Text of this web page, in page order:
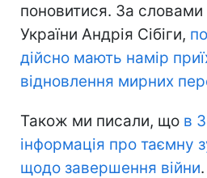
поновитися. За
України Андрія Сібіги,
дійсно мають намір
відновлення мирних
Також ми писали, що в
інформація про таємну
щодо завершення війни.